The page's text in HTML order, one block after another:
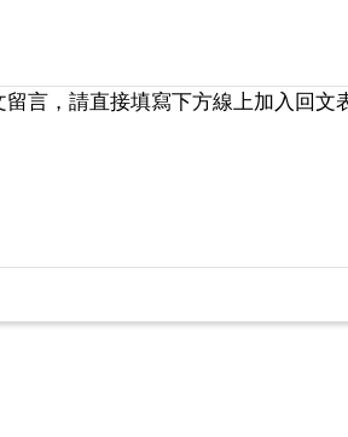
留言，請直接填寫下方線上加入回文